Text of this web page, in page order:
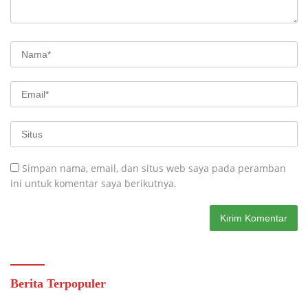
Simpan nama, email, dan situs web saya pada peramban
ini untuk komentar saya berikutnya.
Berita Terpopuler